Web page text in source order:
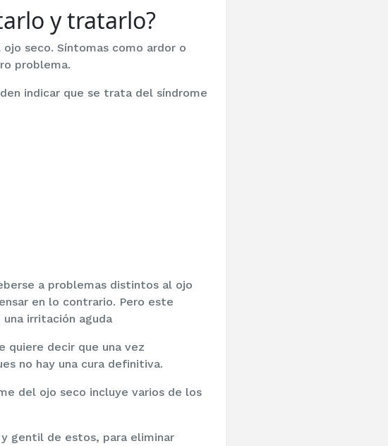
y tratarlo?
seco. Síntomas como ardor o
problema.
indicar que se trata del síndrome
a problemas distintos al ojo
en lo contrario. Pero este
irritación aguda
quiere decir que una vez
no hay una cura definitiva.
del ojo seco incluye varios de los
gentil de estos, para eliminar